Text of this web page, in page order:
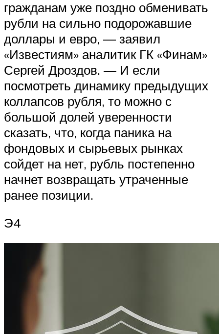
гражданам уже поздно обменивать
рубли на сильно подорожавшие
доллары и евро, — заявил
«Известиям» аналитик ГК «Финам»
Сергей Дроздов. — И если
посмотреть динамику предыдущих
коллапсов рубля, то можно с
большой долей уверенности
сказать, что, когда паника на
фондовых и сырьевых рынках
сойдет на нет, рубль постепенно
начнет возвращать утраченные
ранее позиции.
Э4